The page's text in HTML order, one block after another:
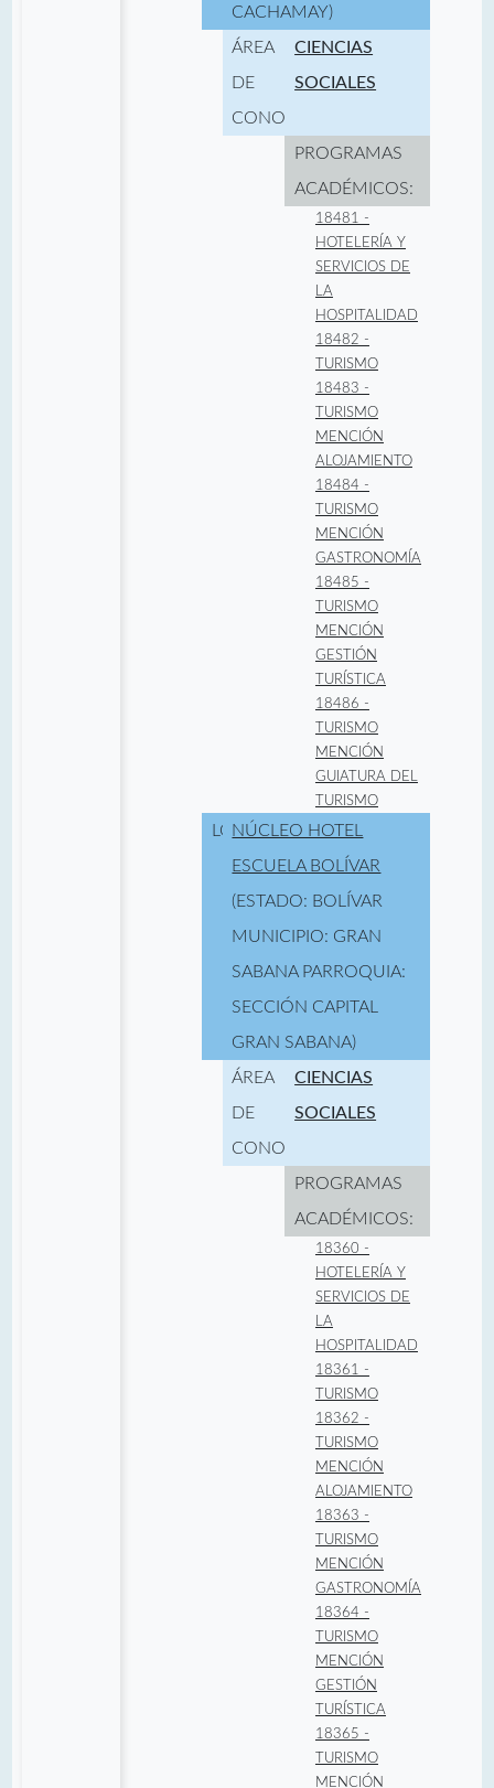
CACHAMAY)
ÁREA
DE
CONOCIMIENTO:
CIENCIAS
SOCIALES
PROGRAMAS
ACADÉMICOS:
18481 -
HOTELERÍA Y
SERVICIOS DE
LA
HOSPITALIDAD
18482 -
TURISMO
18483 -
TURISMO
MENCIÓN
ALOJAMIENTO
18484 -
TURISMO
MENCIÓN
GASTRONOMÍA
18485 -
TURISMO
MENCIÓN
GESTIÓN
TURÍSTICA
18486 -
TURISMO
MENCIÓN
GUIATURA DEL
TURISMO
LOCALIDAD:
NÚCLEO HOTEL
ESCUELA BOLÍVAR
(ESTADO: BOLÍVAR
MUNICIPIO: GRAN
SABANA PARROQUIA:
SECCIÓN CAPITAL
GRAN SABANA)
ÁREA
DE
CONOCIMIENTO:
CIENCIAS
SOCIALES
PROGRAMAS
ACADÉMICOS:
18360 -
HOTELERÍA Y
SERVICIOS DE
LA
HOSPITALIDAD
18361 -
TURISMO
18362 -
TURISMO
MENCIÓN
ALOJAMIENTO
18363 -
TURISMO
MENCIÓN
GASTRONOMÍA
18364 -
TURISMO
MENCIÓN
GESTIÓN
TURÍSTICA
18365 -
TURISMO
MENCIÓN